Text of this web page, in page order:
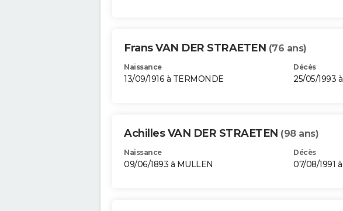
Frans VAN DER STRAETEN (76 ans)
Naissance
13/09/1916 à TERMONDE
Décès
25/05/1993 à
Achilles VAN DER STRAETEN (98 ans)
Naissance
09/06/1893 à MULLEN
Décès
07/08/1991 à